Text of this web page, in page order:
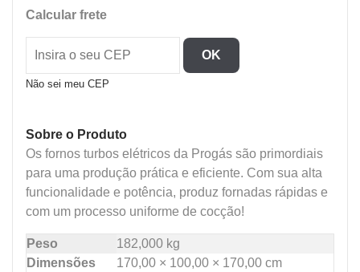
Forno
Indl
Calcular frete
OK
Não sei meu CEP
Sobre o Produto
Os fornos turbos elétricos da Progás são primordiais
para uma produção prática e eficiente. Com sua alta
funcionalidade e potência, produz fornadas rápidas e
com um processo uniforme de cocção!
Peso
182,000 kg
Dimensões
170,00 × 100,00 × 170,00 cm